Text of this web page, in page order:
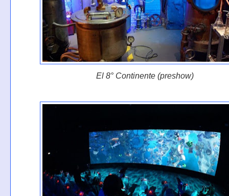
El 8° Continente (preshow)